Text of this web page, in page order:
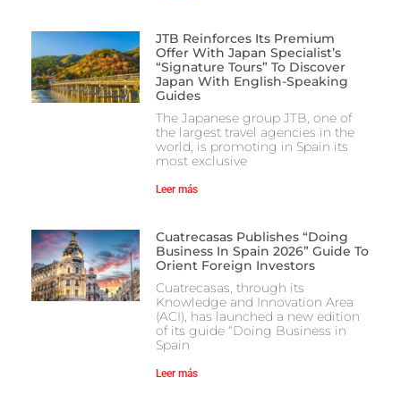
JTB Reinforces Its Premium
Offer With Japan Specialist’s
“Signature Tours” To Discover
Japan With English-Speaking
Guides
The Japanese group JTB, one of
the largest travel agencies in the
world, is promoting in Spain its
most exclusive
Leer más
Cuatrecasas Publishes “Doing
Business In Spain 2026” Guide To
Orient Foreign Investors
Cuatrecasas, through its
Knowledge and Innovation Area
(ACI), has launched a new edition
of its guide “Doing Business in
Spain
Leer más